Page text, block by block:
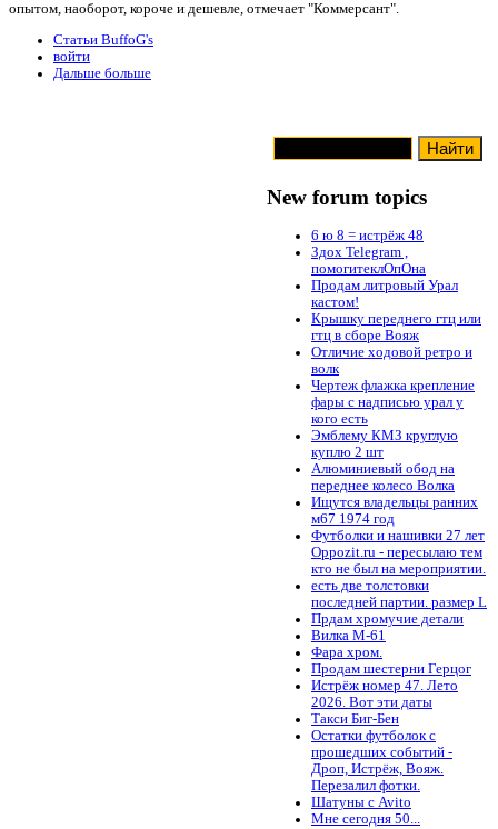
опытом, наоборот, короче и дешевле, отмечает "Коммерсант".
Статьи BuffoG's
войти
Дальше больше
New forum topics
6 ю 8 = истрёж 48
Здох Telegram ,
помогитеклОпОна
Продам литровый Урал
кастом!
Крышку переднего гтц или
гтц в сборе Вояж
Отличие ходовой ретро и
волк
Чертеж флажка крепление
фары с надписью урал у
кого есть
Эмблему КМЗ круглую
куплю 2 шт
Алюминиевый обод на
переднее колесо Волка
Ищутся владельцы ранних
м67 1974 год
Футболки и нашивки 27 лет
Oppozit.ru - пересылаю тем
кто не был на мероприятии.
есть две толстовки
последней партии. размер L
Прдам хромучие детали
Вилка М-61
Фара хром.
Продам шестерни Герцог
Истрёж номер 47. Лето
2026. Вот эти даты
Такси Биг-Бен
Остатки футболок с
прошедших событий -
Дроп, Истрёж, Вояж.
Перезалил фотки.
Шатуны с Avito
Мне сегодня 50...